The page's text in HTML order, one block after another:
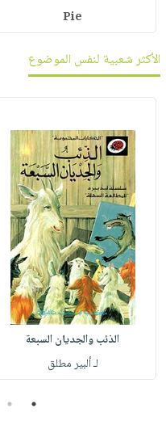
Pie
الأكثر شعبية لنفس الموضوع
الذئب والجديان السبعة
لـ ألبير مطلق
1
2